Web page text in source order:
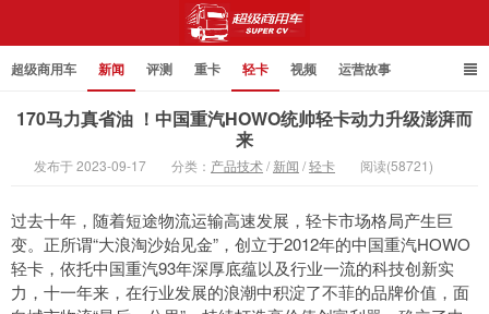
超级商用车
超级商用车 新闻 评测 重卡 轻卡 视频 运营故事
170马力真省油 ！中国重汽HOWO统帅轻卡动力升级澎湃而
来
发布于 2023-09-17 分类： 产品技术/ 新闻 /轻卡 阅读(58721)
过去十年，随着短途物流运输高速发展，轻卡市场格局产生巨
变。正所谓“大浪淘沙始见金”，创立于2012年的中国重汽HOWO
轻卡，依托中国重汽93年深厚底蕴以及行业一流的科技创新实
力，十一年来，在行业发展的浪潮中积淀了不菲的品牌价值，面